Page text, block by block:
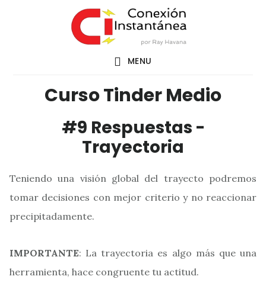
MENU
Curso Tinder Medio
#9 Respuestas -
Trayectoria
Teniendo una visión global del trayecto podremos
tomar decisiones con mejor criterio y no reaccionar
precipitadamente.
IMPORTANTE: La trayectoria es algo más que una
herramienta, hace congruente tu actitud.